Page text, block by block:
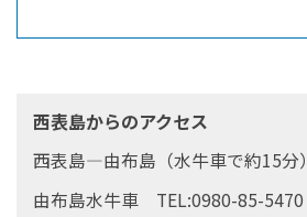
西表島からのアクセス
西表島―由布島（水牛車で約15分）
由布島水牛車 TEL:0980-85-5470